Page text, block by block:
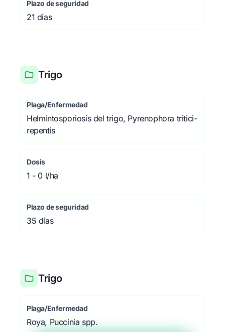
Plazo de seguridad
21 días
Trigo
Plaga/Enfermedad
Helmintosporiosis del trigo, Pyrenophora tritici-
repentis
Dosis
1 - 0 l/ha
Plazo de seguridad
35 días
Trigo
Plaga/Enfermedad
Roya, Puccinia spp.